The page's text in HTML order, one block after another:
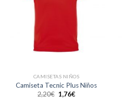
CAMISETAS NIÑOS
Camiseta Tecnic Plus Niños
2,20€ 1,76€